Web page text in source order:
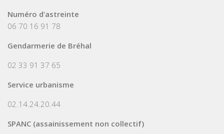
Numéro d’astreinte
06 70 16 91 78
Gendarmerie de Bréhal
02 33 91 37 65
Service urbanisme
02.14.24.20.44
SPANC (assainissement non collectif)